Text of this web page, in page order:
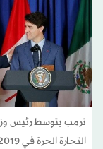
ترمب يتوسط رئيس
التجارة الحرة في 2019 (أرشيفية-رويترز)